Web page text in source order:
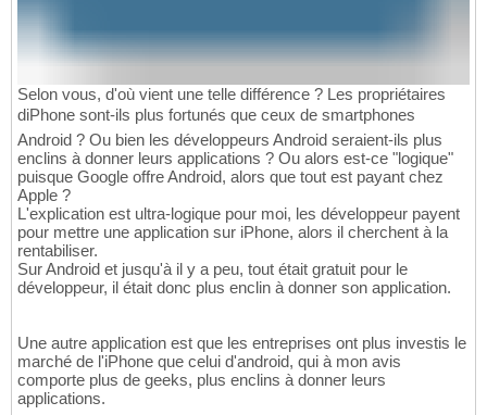
Selon vous, d'où vient une telle différence ? Les propriétaires
diPhone sont-ils plus fortunés que ceux de smartphones
Android ? Ou bien les développeurs Android seraient-ils plus
enclins à donner leurs applications ? Ou alors est-ce "logique"
puisque Google offre Android, alors que tout est payant chez
Apple ?
L'explication est ultra-logique pour moi, les développeur payent
pour mettre une application sur iPhone, alors il cherchent à la
rentabiliser.
Sur Android et jusqu'à il y a peu, tout était gratuit pour le
développeur, il était donc plus enclin à donner son application.
Une autre application est que les entreprises ont plus investis le
marché de l'iPhone que celui d'android, qui à mon avis
comporte plus de geeks, plus enclins à donner leurs
applications.